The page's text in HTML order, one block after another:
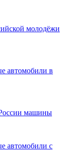
молодёжи
автомобили в
машины
автомобили с